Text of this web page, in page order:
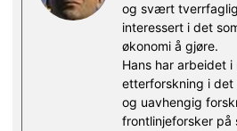
og svært
interessert i det
økonomi å gjøre.
Hans har arbeidet i
etterforskning i
og uavhengig
frontlinjeforsker på